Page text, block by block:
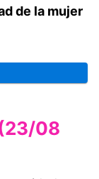
de la mujer
08